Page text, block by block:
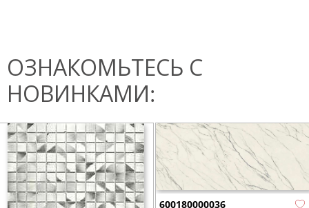
ОЗНАКОМЬТЕСЬ С
НОВИНКАМИ:
600180000036